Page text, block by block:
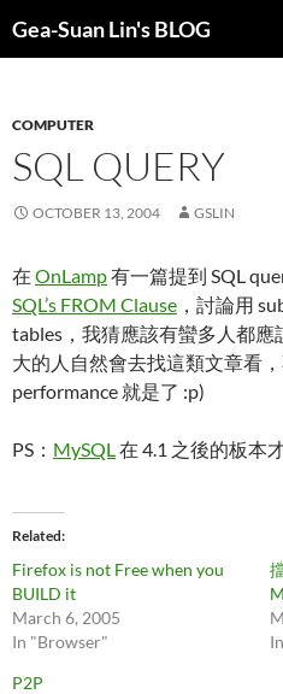
Gea-Suan Lin's BLOG
COMPUTER
SQL QUERY
OCTOBER 13, 2004 GSLIN
在 OnLamp有一篇提到 SQL
SQL’s FROM Clause ，討論用
tables，我猜應該有蠻多人都
大的人自然會去找這類文章看
performance 就是了 :p)
PS： MySQL在 4.1 之後的板本
Related
Firefox is not Free when you
BUILD it
March 6, 2005
In "Browser"
P2P